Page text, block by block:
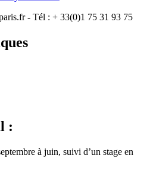
- Tél : + 33(0)1 75 31 93 75
:
à juin, suivi d’un stage en